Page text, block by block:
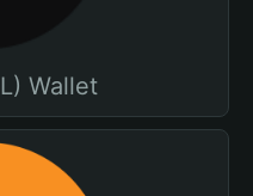
Wallet